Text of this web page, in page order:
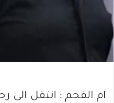
ام الفحم : انتقل الى